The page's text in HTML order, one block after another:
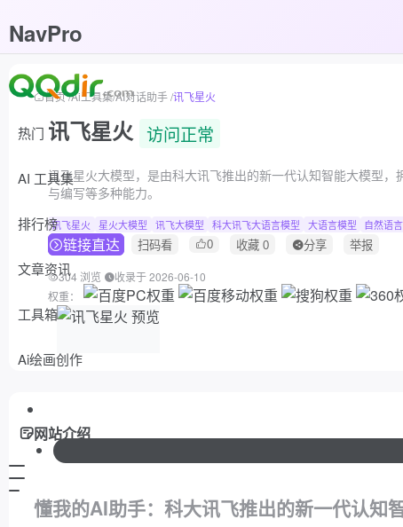
NavPro
热门
AI 工具集
排行榜
文章资讯
工具箱
Ai绘画创作
首页/Ai工具集/AI对话助手/讯飞星火
讯飞星火 访问正常
讯飞星火大模型，是由科大讯飞推出的新一代认知智能大模型
与编写等多种能力。
讯飞星火 星火大模型 讯飞大模型 科大讯飞大语言模型 大语言模型 自然语
链接直达 扫码看 0 收藏 0 分享 举报
304 浏览
收录于 2026-06-10
权重：
网站介绍
懂我的AI助手：科大讯飞推出的新一代认知